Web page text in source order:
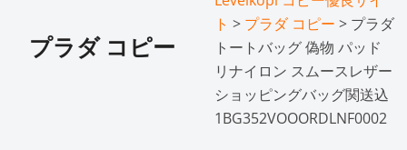
プラダ コピー
ト > プラダ コピー > プラダ
トートバッグ 偽物 パッド
リナイロン スムースレザー
ショッピングバッグ関送込
1BG352VOOORDLNF0002